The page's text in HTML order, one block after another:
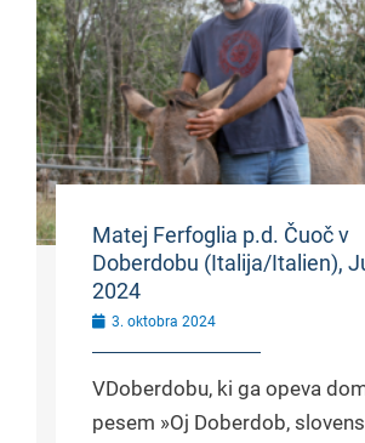
Matej Ferfoglia p.d. Čuoč v
Doberdobu (Italija/Italien),
2024
3. oktobra 2024
VDoberdobu, ki ga opeva
pesem »Oj Doberdob,